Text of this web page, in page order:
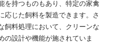
を持つものもあり、特定の家禽
応じた飼料を製造できます。さ
飼料処理において、クリーンな
の設計や機能が施されていま